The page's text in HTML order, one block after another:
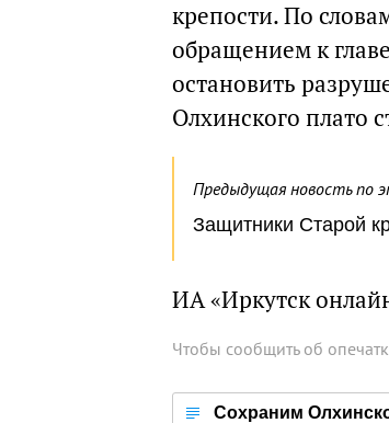
крепости. По
обращением к
остановить
Олхинского плато
Предыдущая новость по
Защитники Старой
ИА «Иркутск
Чтобы сообщить об
Сохраним